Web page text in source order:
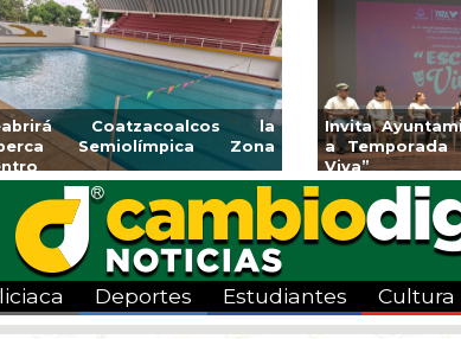
de
Guarniciones y banquetas para la
colonia El Mango en Pánuco
Deportes Estudiantes Cultura